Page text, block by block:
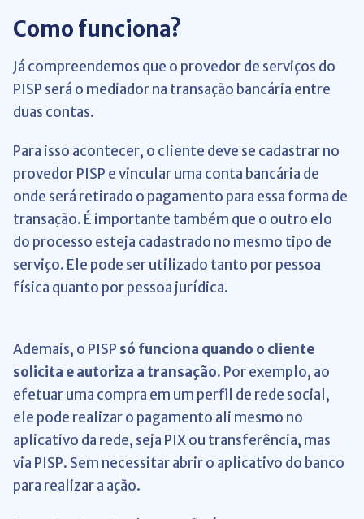
Como funciona?
Já compreendemos que o provedor de serviços do
PISP será o mediador na transação bancária entre
duas contas.
Para isso acontecer, o cliente deve se cadastrar no
provedor PISP e vincular uma conta bancária de
onde será retirado o pagamento para essa forma de
transação. É importante também que o outro elo
do processo esteja cadastrado no mesmo tipo de
serviço. Ele pode ser utilizado tanto por pessoa
física quanto por pessoa jurídica.
Ademais, o PISP só funciona quando o cliente
solicita e autoriza a transação. Por exemplo, ao
efetuar uma compra em um perfil de rede social,
ele pode realizar o pagamento ali mesmo no
aplicativo da rede, seja PIX ou transferência, mas
via PISP. Sem necessitar abrir o aplicativo do banco
para realizar a ação.